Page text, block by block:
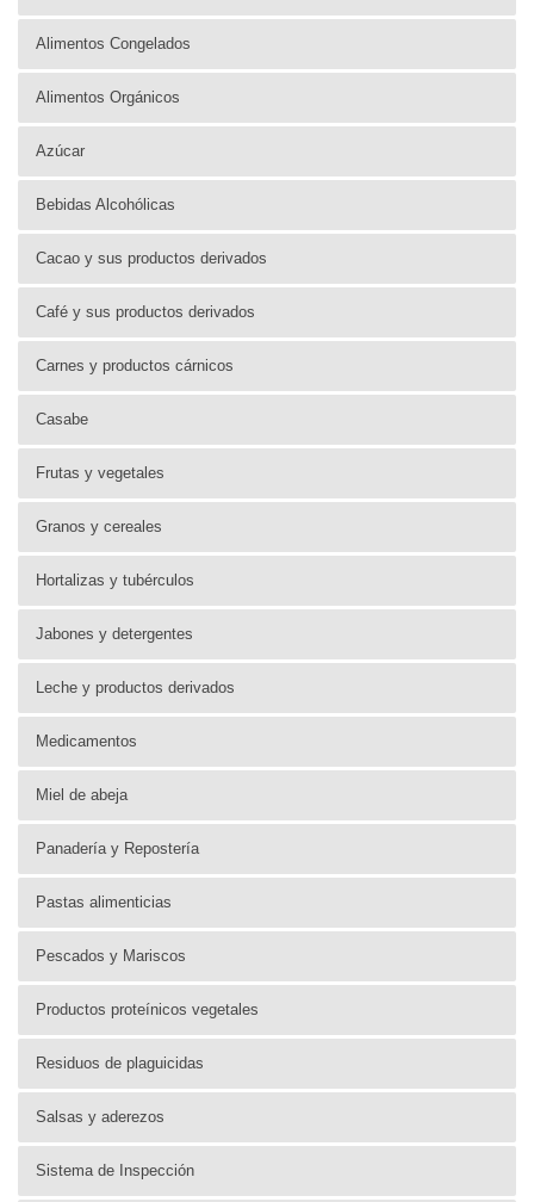
Alimentos Congelados
Alimentos Orgánicos
Azúcar
Bebidas Alcohólicas
Cacao y sus productos derivados
Café y sus productos derivados
Carnes y productos cárnicos
Casabe
Frutas y vegetales
Granos y cereales
Hortalizas y tubérculos
Jabones y detergentes
Leche y productos derivados
Medicamentos
Miel de abeja
Panadería y Repostería
Pastas alimenticias
Pescados y Mariscos
Productos proteínicos vegetales
Residuos de plaguicidas
Salsas y aderezos
Sistema de Inspección